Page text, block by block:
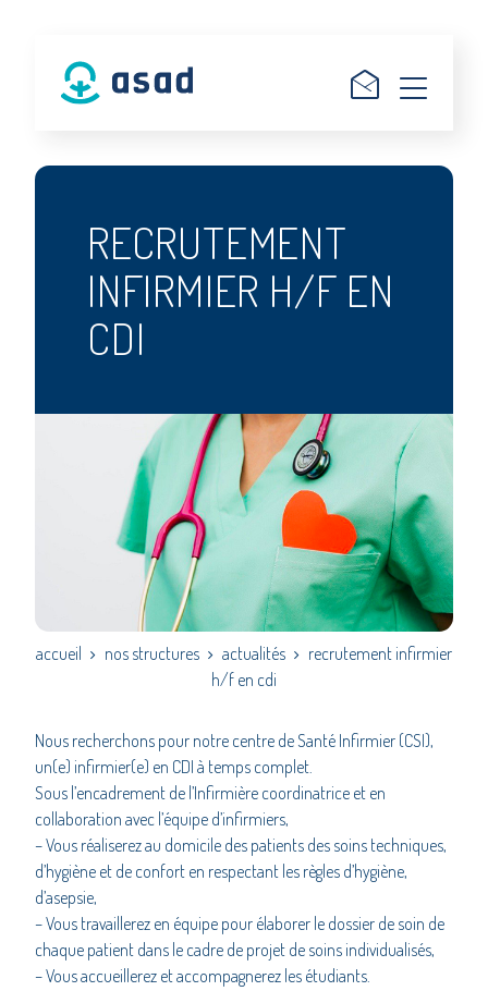
RECRUTEMENT
INFIRMIER H/F EN
CDI
accueil nos structures actualités
recrutement infirmier
h/f en cdi
Nous recherchons pour notre centre de Santé Infirmier (CSI),
un(e) infirmier(e) en CDI à temps complet.
Sous l’encadrement de l’Infirmière coordinatrice et en
collaboration avec l’équipe d’infirmiers,
– Vous réaliserez au domicile des patients des soins techniques,
d’hygiène et de confort en respectant les règles d’hygiène,
d’asepsie,
– Vous travaillerez en équipe pour élaborer le dossier de soin de
chaque patient dans le cadre de projet de soins individualisés,
– Vous accueillerez et accompagnerez les étudiants.